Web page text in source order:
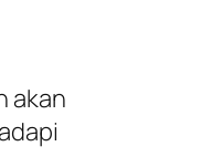
akan